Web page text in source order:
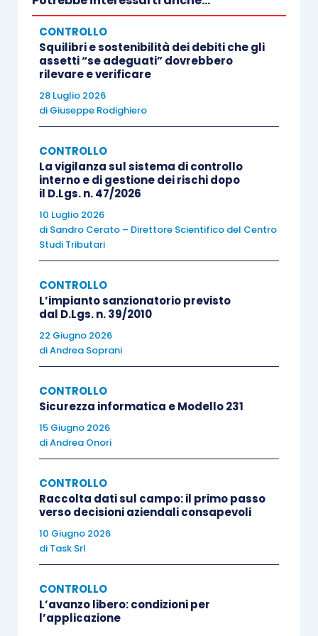
media del 17,4% fino ad arrivare a 1,7 miliardi di
euro. Negli anni successivi la riduzione dei tassi
di interessi, oltre ad altri aspetti più tecnici, ha
resomeno appetibile questo strumento
confermandosi quale importante alternativa al
tradizionale finanziamento bancario
A livello di nuove quotazioni, e quindi
relativamente alcapitale di rischio, le nuove
quotazioni
seguono in Italia l’andamento
riflessivo che si riscontra sui principali
mercati. È però apprezzabile
dimensioni dell’EGM(Euronext Growth Milan), il
mercato riservato tipicamente alle PMI, che ha
riscontrato, nel 2024,21 nuove quotazioni
il capitale raccolto sia stato molto contenuto
(inferiore a 200 milioni di euro), rimane comunque
una indicazione di dinamismo.
Passando, infine, al mercato delle imprese si
Secondo il rapporto KPMG, ilnumero di PMI
oggetto di acquisizioneècontinuamente
crescente e ampiamente superiore al migliaio
nota che nel 2024 l’86% del mercato italiano è
rappresentato da
CONTROLLO
Squilibri e sostenibilità dei debiti che gli
assetti “se adeguati” dovrebbero
rilevare e verificare
28 Luglio 2026
di Giuseppe Rodighiero
CONTROLLO
La vigilanza sul sistema di controllo
interno e di gestione dei rischi dopo
il D.Lgs. n. 47/2026
10 Luglio 2026
di Sandro Cerato – Direttore Scientifico del Centro
Studi Tributari
CONTROLLO
L’impianto sanzionatorio previsto
dal D.Lgs. n. 39/2010
22 Giugno 2026
diAndrea Soprani
CONTROLLO
Sicurezza informatica e Modello 231
15 Giugno 2026
diAndrea Onori
CONTROLLO
Raccolta dati sul campo: il primo passo
verso decisioni aziendali consapevoli
10 Giugno 2026
di Task Srl
CONTROLLO
L’avanzo libero: condizioni per
l’applicazione